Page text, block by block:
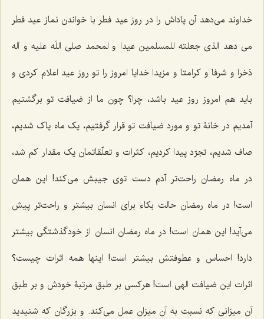
خداوند می‌دهد آن پاداش را در روز عید فطر با خواندن نماز عید فطر
می دهد الذی جعلته للمسلمین عیدا و لمحمد صلی اللَه علیه و آله
ذخرا و شرفا و کرامتا و مزیدا خدایا امروز را تو روز عید اعلام کردی و
باید هم امروز روز عید باشد، چرا؟ چون ما از ضیافت تو برگشتیم
آمدیم در خانۀ تو و مورد ضیافت تو قرار گرفتیم، یک ماه پاک شدیم،
صاف شدیم، تجرّد پیدا کردیم، کثرات و تعلّقاتمان یک مقدار کم شد،
در ماه رمضان راحت‌تر آدم دست توی جیبش می‌کند! این همان
است! در ماه رمضان حالت بکاء برای انسان بیشتر و راحت‌تر پیش
می‌آید! این همان است! در ماه رمضان انسان از خودگذشتگی بیشتر
دارد! احساس و عطوفتش بیشتر است! اینها همه اثرات چیست؟
اثرات این ضیافت الهی است! هرکسی بر طبق مرتبۀ خودش و بر طبق
آن میزانی که نسبت به آن میزان عمل می‌کند. و بزرگان که شنیدید